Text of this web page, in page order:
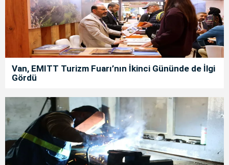
Van, EMITT Turizm Fuarı’nın İkinci Gününde de İlgi
Gördü